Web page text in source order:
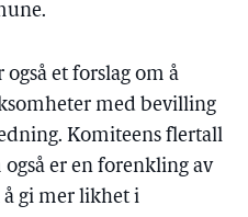
et forslag om å
med bevilling
Komiteens flertall
er en forenkling av
gi mer likhet i